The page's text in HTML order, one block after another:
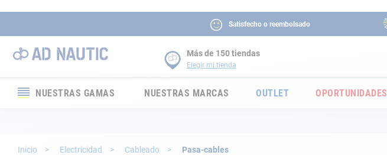
Satisfecho o reembolsado
Más de 150 tiendas
Elegir mi tienda
NUESTRAS GAMAS
Electricidad
NUESTRAS MARCAS OUTLET OPORTUNIDADES
Inicio Electricidad Cableado Pasa-cables